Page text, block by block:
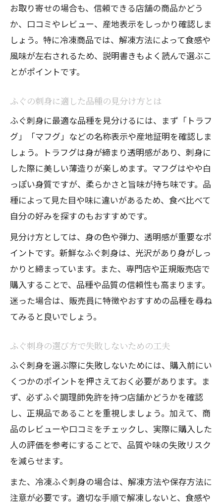
お取り寄せの場合も、信頼できる店舗の商品かどう
か、口コミやレビュー、産地表示をしっかり確認しま
しょう。特に冷凍商品では、解凍方法によって食感や
風味が左右されるため、説明書きもよく読んで選ぶこ
とがポイントです。
ふぐの刺身に適した品種の見分け方とは
ふぐ刺身に最適な品種を見分けるには、まず「トラフ
グ」「マフグ」などの名称表示や産地証明を確認しま
しょう。トラフグは身が締まり透明感があり、刺身に
した際に美しい薄造りが楽しめます。マフグはやや白
っぽい身質ですが、柔らかさと旨味が持ち味です。品
種によって見た目や味に違いがあるため、食べ比べて
自分の好みを探すのもおすすめです。
見分け方としては、身の色や弾力、透明感が重要なポ
イントです。新鮮なふぐ刺身は、光沢があり身がしっ
かりと締まっています。また、専門店や正規販売店で
購入することで、品種や品質の信頼性も高まります。
迷った場合は、販売員に特徴やおすすめの品種を尋ね
てみると良いでしょう。
ふぐ刺身の選び方で失敗しないための工夫
ふぐ刺身を選ぶ際に失敗しないためには、購入前にい
くつかのポイントを押さえておく必要があります。ま
ず、必ずふぐ調理師免許を持つ店舗かどうかを確認
し、正規品であることを重視しましょう。加えて、商
品のレビューや口コミをチェックし、実際に購入した
人の評価を参考にすることで、品質や味の失敗リスク
を減らせます。
また、冷凍ふぐ刺身の場合は、解凍方法や保存方法に
注意が必要です。適切な手順で解凍しないと、食感や